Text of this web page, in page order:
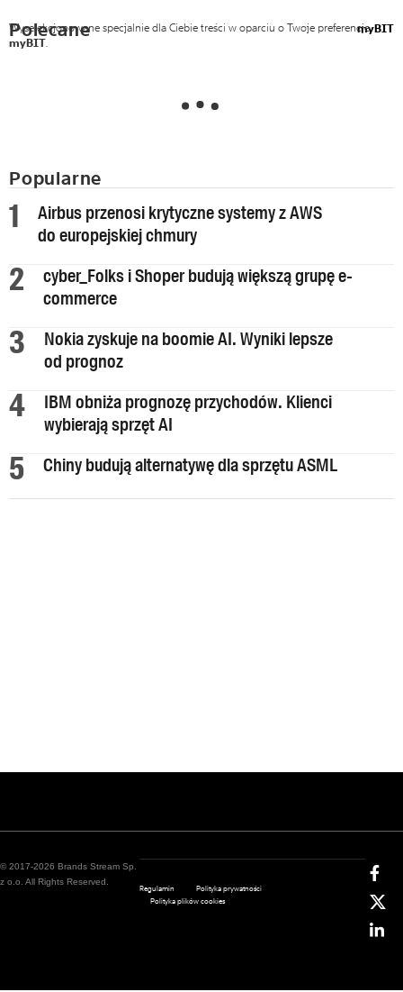
Polecane myBIT
Wyselekcjonowane specjalnie dla Ciebie treści w oparciu o Twoje preferencje
myBIT.
Popularne
Airbus przenosi krytyczne systemy z AWS
do europejskiej chmury
cyber_Folks i Shoper budują większą grupę e-
commerce
Nokia zyskuje na boomie AI. Wyniki lepsze
od prognoz
IBM obniża prognozę przychodów. Klienci
wybierają sprzęt AI
Chiny budują alternatywę dla sprzętu ASML
© 2017-2026 Brands Stream Sp.
z o.o. All Rights Reserved.
Regulamin
Polityka prywatności
Polityka plików cookies